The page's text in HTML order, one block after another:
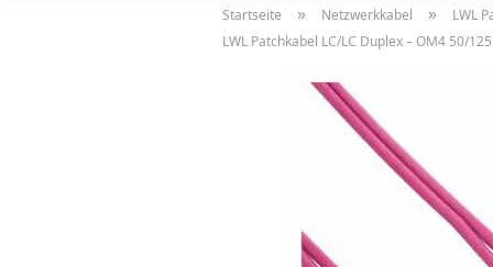
Startseite » Netzwerkkabel » LWL
LWL Patchkabel LC/LC Duplex – OM4 50/